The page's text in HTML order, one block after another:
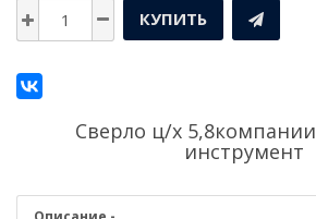
КУПИТЬ
Сверло ц/х 5,8компании
инструмент